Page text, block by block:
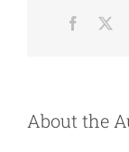
About the